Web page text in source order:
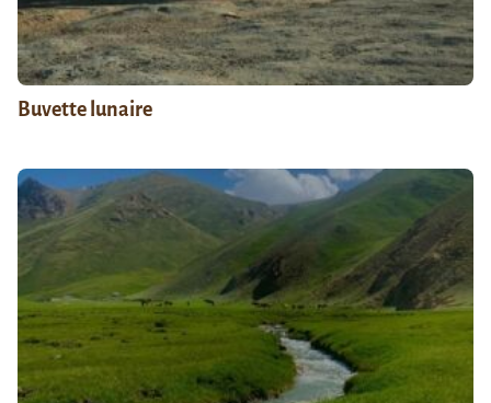
Buvette lunaire